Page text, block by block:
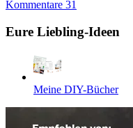
Kommentare 31
Eure Liebling-Ideen
Meine DIY-Bücher